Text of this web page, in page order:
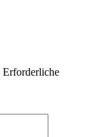
Erforderliche